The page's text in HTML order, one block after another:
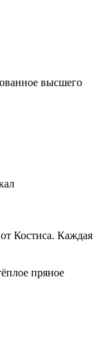
высшего
Костиса. Каждая
пряное